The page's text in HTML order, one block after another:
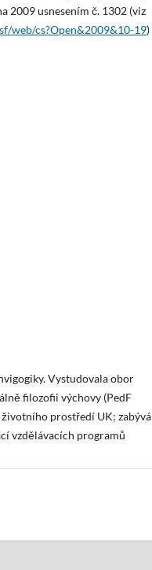
2009 usnesením č. 1302 (viz
web/cs?Open&2009&10-19)
Vystudovala obor
filozofii výchovy (PedF
prostředí UK; zabývá
vzdělávacích programů